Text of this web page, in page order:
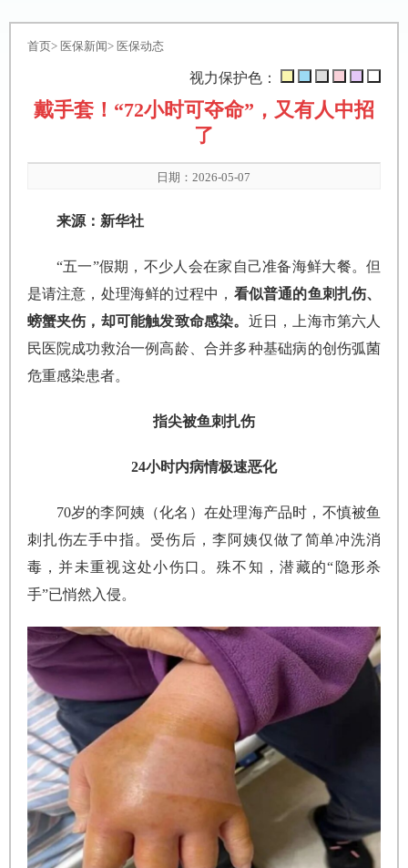
首页> 医保新闻> 医保动态
视力保护色：
戴手套！“72小时可夺命”，又有人中招
了
日期：2026-05-07
来源：新华社
“五一”假期，不少人会在家自己准备海鲜大餐。但
是请注意，处理海鲜的过程中， 看似普通的鱼刺扎伤、
螃蟹夹伤，却可能触发致命感染。 近日，上海市第六人
民医院成功救治一例高龄、合并多种基础病的创伤弧菌
危重感染患者。
指尖被鱼刺扎伤
24小时内病情极速恶化
70岁的李阿姨（化名）在处理海产品时，不慎被鱼
刺扎伤左手中指。受伤后，李阿姨仅做了简单冲洗消
毒，并未重视这处小伤口。殊不知，潜藏的“隐形杀
手”已悄然入侵。